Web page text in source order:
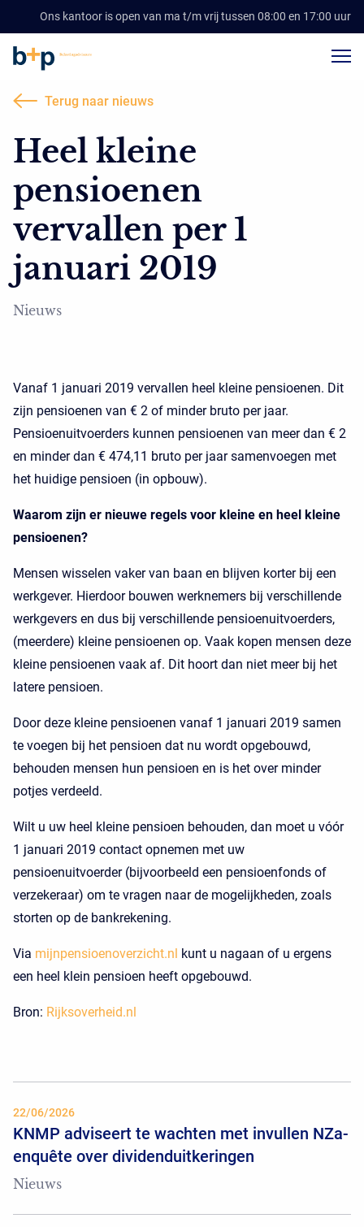
Ons kantoor is open van ma t/m vrij tussen 08:00 en 17:00 uur
Terug naar nieuws
Heel kleine
pensioenen
vervallen per 1
januari 2019
Nieuws
Vanaf 1 januari 2019 vervallen heel kleine pensioenen. Dit
zijn pensioenen van € 2 of minder bruto per jaar.
Pensioenuitvoerders kunnen pensioenen van meer dan € 2
en minder dan € 474,11 bruto per jaar samenvoegen met
het huidige pensioen (in opbouw).
Waarom zijn er nieuwe regels voor kleine en heel kleine
pensioenen?
Mensen wisselen vaker van baan en blijven korter bij een
werkgever. Hierdoor bouwen werknemers bij verschillende
werkgevers en dus bij verschillende pensioenuitvoerders,
(meerdere) kleine pensioenen op. Vaak kopen mensen deze
kleine pensioenen vaak af. Dit hoort dan niet meer bij het
latere pensioen.
Door deze kleine pensioenen vanaf 1 januari 2019 samen
te voegen bij het pensioen dat nu wordt opgebouwd,
behouden mensen hun pensioen en is het over minder
potjes verdeeld.
Wilt u uw heel kleine pensioen behouden, dan moet u vóór
1 januari 2019 contact opnemen met uw
pensioenuitvoerder (bijvoorbeeld een pensioenfonds of
verzekeraar) om te vragen naar de mogelijkheden, zoals
storten op de bankrekening.
Via mijnpensioenoverzicht.nl kunt u nagaan of u ergens
een heel klein pensioen heeft opgebouwd.
Bron: Rijksoverheid.nl
22/06/2026
KNMP adviseert te wachten met invullen NZa-
enquête over dividenduitkeringen
Nieuws